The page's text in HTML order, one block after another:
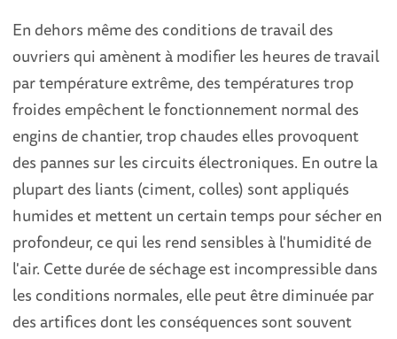
En dehors même des conditions de travail des
ouvriers qui amènent à modifier les heures de travail
par température extrême, des températures trop
froides empêchent le fonctionnement normal des
engins de chantier, trop chaudes elles provoquent
des pannes sur les circuits électroniques. En outre la
plupart des liants (ciment, colles) sont appliqués
humides et mettent un certain temps pour sécher en
profondeur, ce qui les rend sensibles à l'humidité de
l'air. Cette durée de séchage est incompressible dans
les conditions normales, elle peut être diminuée par
des artifices dont les conséquences sont souvent